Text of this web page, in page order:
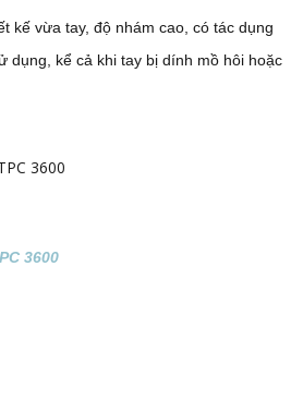
kế vừa tay, độ nhám cao, có tác dụng
dụng, kể cả khi tay bị dính mồ hôi hoặc
3600